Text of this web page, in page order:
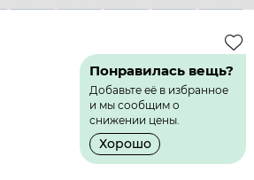
4 5 6 7 8
Понравилась вещь?
Добавьте её в избранное
и мы сообщим о
снижении цены.
Хорошо